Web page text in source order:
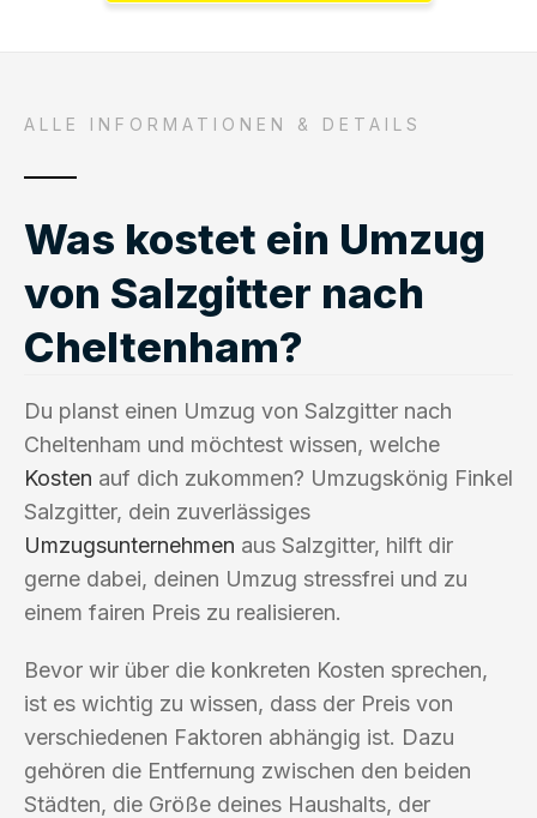
ALLE INFORMATIONEN & DETAILS
Was kostet ein Umzug
von Salzgitter nach
Cheltenham?
Du planst einen Umzug von Salzgitter nach
Cheltenham und möchtest wissen, welche
Kosten auf dich zukommen? Umzugskönig Finkel
Salzgitter, dein zuverlässiges
Umzugsunternehmen aus Salzgitter, hilft dir
gerne dabei, deinen Umzug stressfrei und zu
einem fairen Preis zu realisieren.
Bevor wir über die konkreten Kosten sprechen,
ist es wichtig zu wissen, dass der Preis von
verschiedenen Faktoren abhängig ist. Dazu
gehören die Entfernung zwischen den beiden
Städten, die Größe deines Haushalts, der